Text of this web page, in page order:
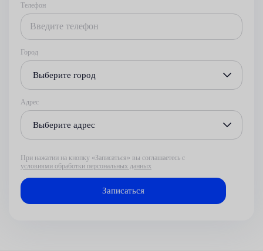
Телефон
Город
Выберите город
Адрес
Выберите адрес
При нажатии на кнопку «Записаться» вы соглашаетесь с
условиями обработки персональных данных